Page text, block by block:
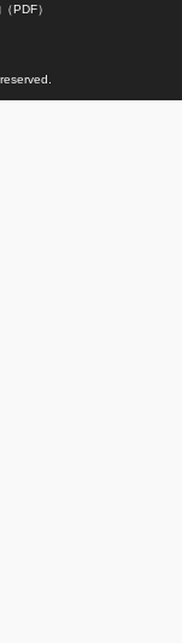
PDF）